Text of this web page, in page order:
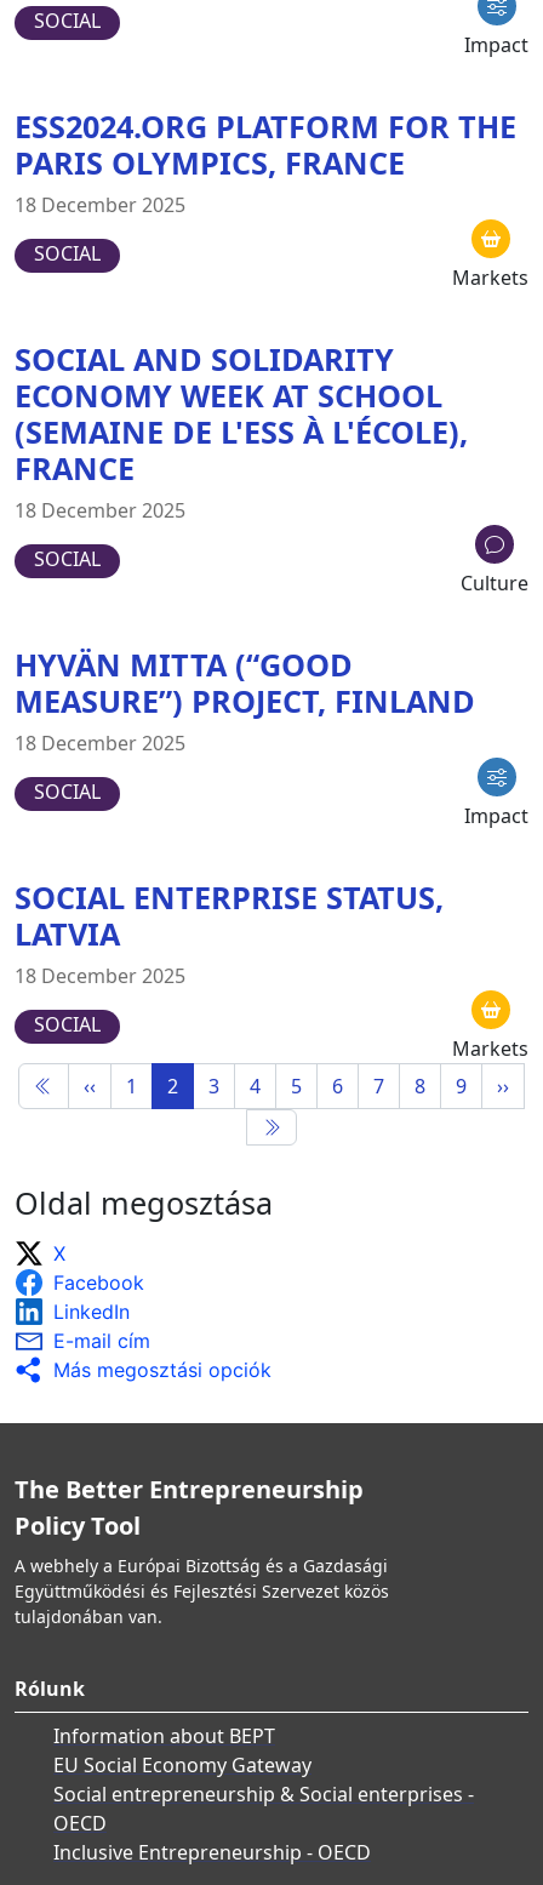
SOCIAL
Impact
ESS2024.ORG PLATFORM FOR THE
PARIS OLYMPICS, FRANCE
18 December 2025
SOCIAL
Markets
SOCIAL AND SOLIDARITY
ECONOMY WEEK AT SCHOOL
(SEMAINE DE L'ESS À L'ÉCOLE),
FRANCE
18 December 2025
SOCIAL
Culture
HYVÄN MITTA (“GOOD
MEASURE”) PROJECT, FINLAND
18 December 2025
SOCIAL
Impact
SOCIAL ENTERPRISE STATUS,
LATVIA
18 December 2025
SOCIAL
Markets
‹‹
1 2 3 4 5 6 7 8 9 ››
Oldal megosztása
X
Facebook
LinkedIn
E-mail cím
Más megosztási opciók
The Better Entrepreneurship
Policy Tool
A webhely a Európai Bizottság és a Gazdasági
Együttműködési és Fejlesztési Szervezet közös
tulajdonában van.
Rólunk
Information about BEPT
EU Social Economy Gateway
Social entrepreneurship & Social enterprises -
OECD
Inclusive Entrepreneurship - OECD